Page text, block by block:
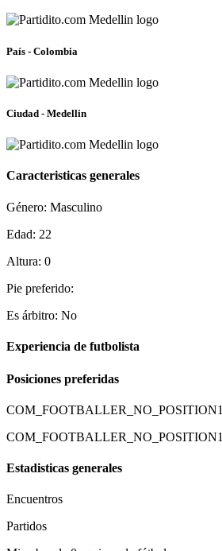
País - Colombia
Ciudad - Medellin
Caracteristicas generales
Género: Masculino
Edad: 22
Altura: 0
Pie preferido:
Es árbitro: No
Experiencia de futbolista
Posiciones preferidas
COM_FOOTBALLER_NO_POSITION1
COM_FOOTBALLER_NO_POSITION1
Estadisticas generales
Encuentros
Partidos